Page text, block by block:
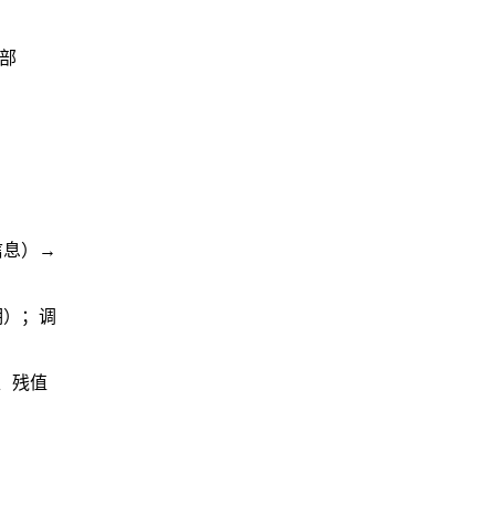
息）→
；调
残值